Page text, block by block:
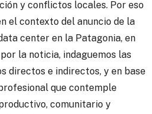
y conflictos locales. Por eso
el contexto del anuncio de la
center en la Patagonia, en
la noticia, indaguemos las
directos e indirectos, y en base
que contemple
comunitario y